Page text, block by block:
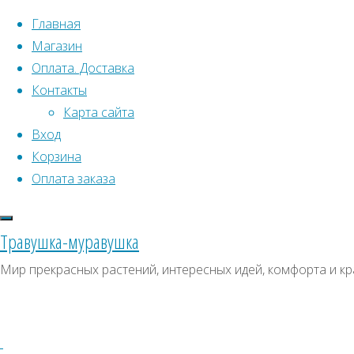
Перейти к содержимому
Главная
Магазин
Оплата. Доставка
Контакты
Карта сайта
Вход
Корзина
Оплата заказа
Травушка-муравушка
Мир прекрасных растений, интересных идей, комфорта и
Что искать:
Молочай
беложильчатый
Купить
Искать:
СКИДКИ, АКЦИИ
Архивы